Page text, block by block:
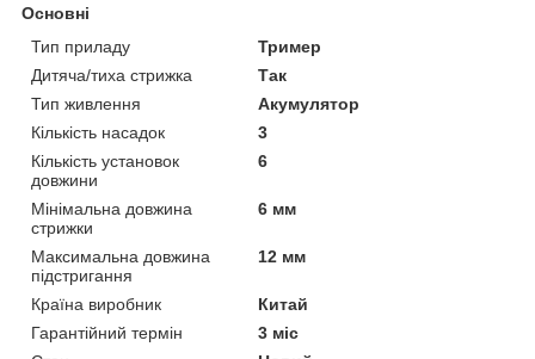
Основні
Тип приладу
Тример
Дитяча/тиха стрижка
Так
Тип живлення
Акумулятор
Кількість насадок
3
Кількість установок
довжини
6
Мінімальна довжина
стрижки
6 мм
Максимальна довжина
підстригання
12 мм
Країна виробник
Китай
Гарантійний термін
3 міс